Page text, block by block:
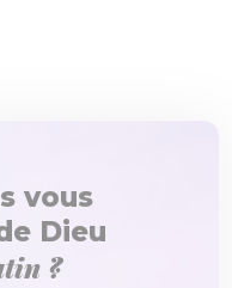
vous
Dieu
?